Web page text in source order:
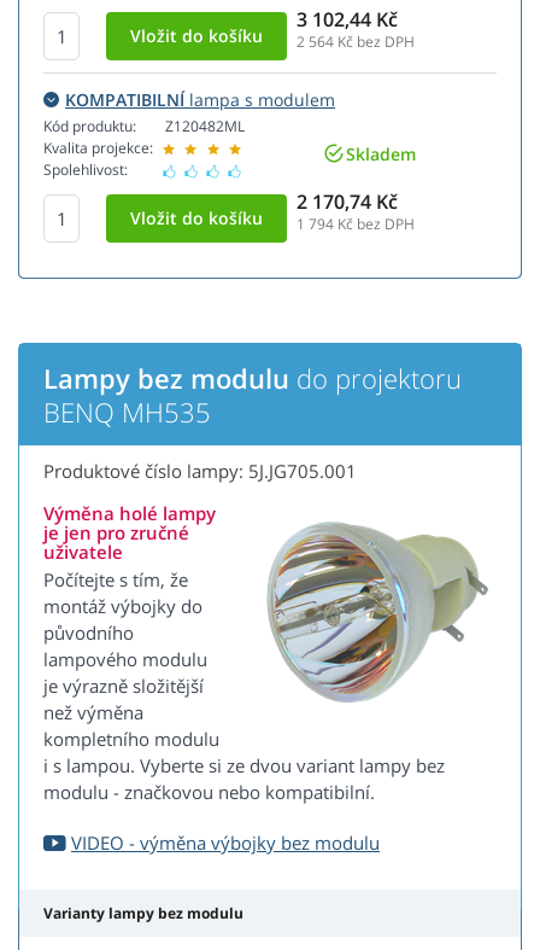
3 102,44 Kč
2 564 Kč bez DPH
KOMPATIBILNÍlampa s modulem
Kód produktu:
Kvalita projekce:
Spolehlivost:
Z120482ML
Skladem
2 170,74 Kč
1 794 Kč bez DPH
Lampy bez modulu do projektoru
BENQ MH535
Produktové číslo lampy: 5J.JG705.001
Výměna holé lampy
je jen pro zručné
uživatele
Počítejte s tím, že
montáž výbojky do
původního
lampového modulu
je výrazně složitější
než výměna
kompletního modulu
i s lampou. Vyberte si ze dvou variant lampy bez
modulu - značkovou nebo kompatibilní.
VIDEO - výměna výbojky bez modulu
Varianty lampy bez modulu